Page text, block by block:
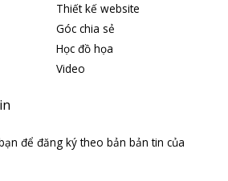
Thiết kế website
Góc chia sẻ
Học đồ họa
Video
để đăng ký theo bản bản tin của